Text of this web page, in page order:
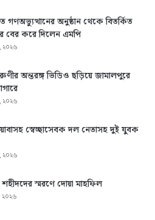
গণঅভ্যুত্থানের অনুষ্ঠান থেকে বিতর্কিত
বের করে দিলেন এমপি
অন্তরঙ্গ ভিডিও ছড়িয়ে জামালপুরে
স্বেচ্ছাসেবক দল নেতাসহ দুই যুবক
স্মরণে দোয়া মাহফিল